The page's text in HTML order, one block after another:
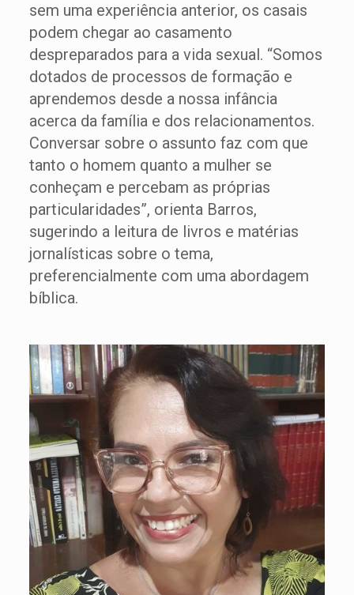
sem uma experiência anterior, os casais
podem chegar ao casamento
despreparados para a vida sexual. “Somos
dotados de processos de formação e
aprendemos desde a nossa infância
acerca da família e dos relacionamentos.
Conversar sobre o assunto faz com que
tanto o homem quanto a mulher se
conheçam e percebam as próprias
particularidades”, orienta Barros,
sugerindo a leitura de livros e matérias
jornalísticas sobre o tema,
preferencialmente com uma abordagem
bíblica.